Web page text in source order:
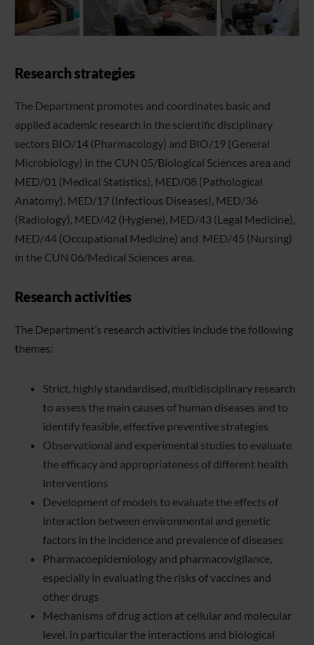
Research strategies
The Department promotes and coordinates basic and
applied academic research in the scientific disciplinary
sectors BIO/14 (Pharmacology) and BIO/19 (General
Microbiology) in the CUN 05/Biological Sciences area and
MED/01 (Medical Statistics), MED/08 (Pathological
Anatomy), MED/17 (Infectious Diseases), MED/36
(Radiology), MED/42 (Hygiene), MED/43 (Legal Medicine),
MED/44 (Occupational Medicine) and MED/45 (Nursing)
in the CUN 06/Medical Sciences area.
Research activities
The Department’s research activities include the following
themes:
Strict, highly standardised, multidisciplinary research
to assess the main causes of human diseases and to
identify feasible, effective preventive strategies
Observational and experimental studies to evaluate
the efficacy and appropriateness of different health
interventions
Development of models to evaluate the effects of
interaction between environmental and genetic
factors in the incidence and prevalence of diseases
Pharmacoepidemiology and pharmacovigilance,
especially in evaluating the risks of vaccines and
other drugs
Mechanisms of drug action at cellular and molecular
level, in particular the interactions and biological